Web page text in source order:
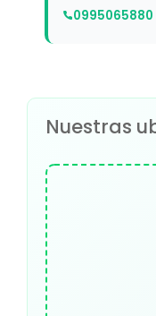
0995065880
Nuestras